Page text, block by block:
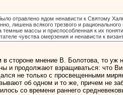
отравлено ядом ненависти к Святому
лишена всякого трезвого и
темные массы и приспособленная к их
чувства омерзения и ненависти к
в стороне мнение В. Болотова, то уж
и продолжают взращиваться: что
не только с просвещенными
об одном и то же, причем не
со времени раннего